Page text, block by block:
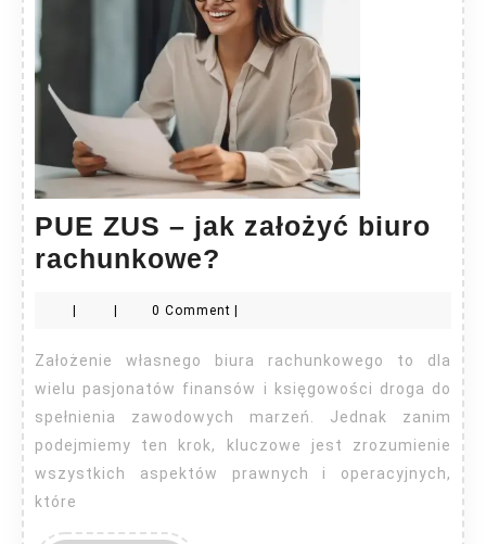
PUE ZUS – jak założyć biuro
rachunkowe?
–
jak
założyć
biuro
rachunkowe?
| | 0 Comment |
Założenie własnego biura rachunkowego to dla
wielu pasjonatów finansów i księgowości droga do
spełnienia zawodowych marzeń. Jednak zanim
podejmiemy ten krok, kluczowe jest zrozumienie
wszystkich aspektów prawnych i operacyjnych,
które